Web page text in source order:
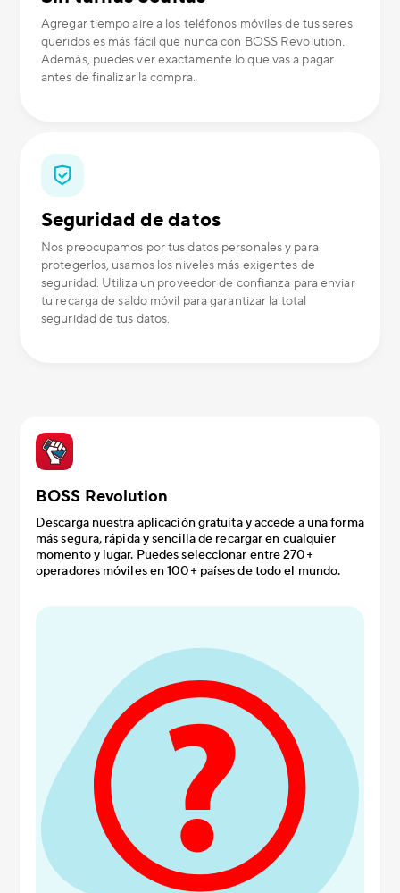
Agregar tiempo aire a los teléfonos móviles de tus seres
queridos es más fácil que nunca con BOSS Revolution.
Además, puedes ver exactamente lo que vas a pagar
antes de finalizar la compra.
Seguridad de datos
Nos preocupamos por tus datos personales y para
protegerlos, usamos los niveles más exigentes de
seguridad. Utiliza un proveedor de confianza para enviar
tu recarga de saldo móvil para garantizar la total
seguridad de tus datos.
BOSS Revolution
Descarga nuestra aplicación gratuita y accede a una forma
más segura, rápida y sencilla de recargar en cualquier
momento y lugar. Puedes seleccionar entre 270+
operadores móviles en 100+ países de todo el mundo.